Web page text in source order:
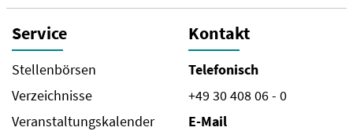
Service
Stellenbörsen
Verzeichnisse
Veranstaltungskalender
Kontakt
Telefonisch
+49 30 408 06 - 0
E-Mail